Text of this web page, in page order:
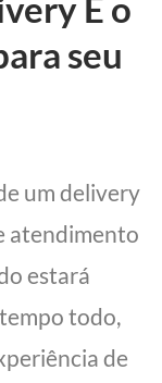
seu
um delivery
atendimento
estará
todo,
de